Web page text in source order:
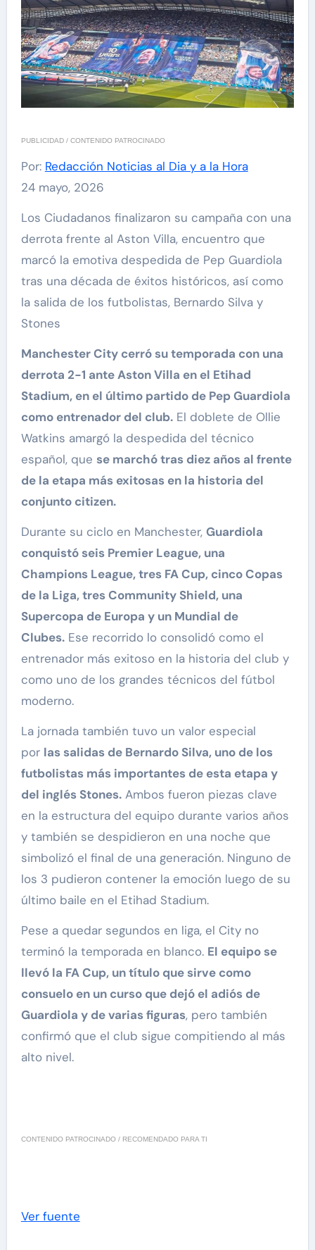
PUBLICIDAD / CONTENIDO PATROCINADO
Por: Redacción Noticias al Dia y a la Hora
24 mayo, 2026
Los Ciudadanos finalizaron su campaña con una
derrota frente al Aston Villa, encuentro que
marcó la emotiva despedida de Pep Guardiola
tras una década de éxitos históricos, así como
la salida de los futbolistas, Bernardo Silva y
Stones
Manchester City cerró su temporada con una
derrota 2-1 ante Aston Villa en el Etihad
Stadium, en el último partido de Pep Guardiola
como entrenador del club.El doblete de Ollie
Watkins amargó la despedida del técnico
español, que se marchó tras diez años al frente
de la etapa más exitosas en la historia del
conjunto citizen.
Durante su ciclo en Manchester, Guardiola
conquistó seis Premier League, una
Champions League, tres FA Cup, cinco Copas
de la Liga, tres Community Shield, una
Supercopa de Europa y un Mundial de
Clubes.Ese recorrido lo consolidó como el
entrenador más exitoso en la historia del club y
como uno de los grandes técnicos del fútbol
moderno.
La jornada también tuvo un valor especial
por las salidas de Bernardo Silva, uno de los
futbolistas más importantes de esta etapa y
del inglés Stones.Ambos fueron piezas clave
en la estructura del equipo durante varios años
y también se despidieron en una noche que
simbolizó el final de una generación. Ninguno de
los 3 pudieron contener la emoción luego de su
último baile en el Etihad Stadium.
Pese a quedar segundos en liga, el City no
terminó la temporada en blanco. El equipo se
llevó la FA Cup, un título que sirve como
consuelo en un curso que dejó el adiós de
Guardiola y de varias figuras, pero también
confirmó que el club sigue compitiendo al más
alto nivel.
CONTENIDO PATROCINADO / RECOMENDADO PARA TI
Ver fuente